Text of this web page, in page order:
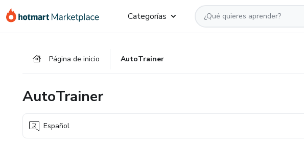
Categorías
Página de inicio AutoTrainer
AutoTrainer
Español